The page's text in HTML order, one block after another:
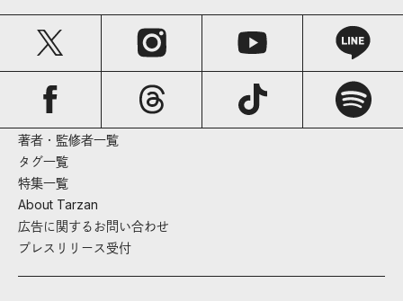
著者・監修者一覧
タグ一覧
特集一覧
About Tarzan
広告に関するお問い合わせ
プレスリリース受付